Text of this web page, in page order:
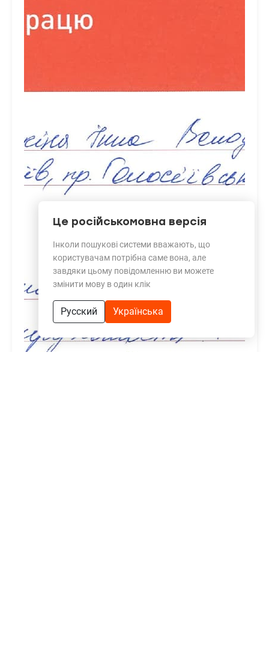
Це російськомовна версія
Інколи пошукові системи вважають, що
користувачам потрібна саме вона, але
завдяки цьому повідомленню ви можете
змінити мову в один клік
Русский Українська